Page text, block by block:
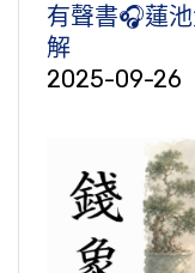
有聲書🎧蓮
解
2025-09-26